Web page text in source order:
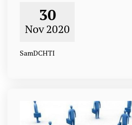
30
Nov2020
SamDCHTI